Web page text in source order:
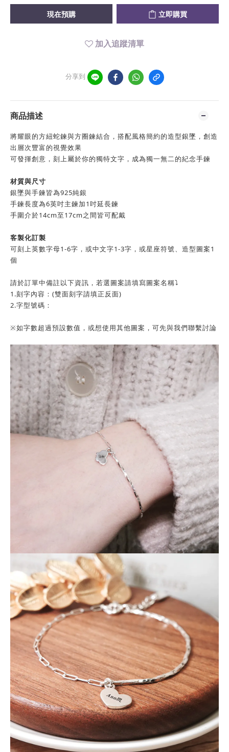
現在預購 立即購買
加入追蹤清單
分享到
商品描述
將耀眼的方紐蛇鍊與方圈鍊結合，搭配風格簡約的造型銀墜，創造
出層次豐富的視覺效果
可發揮創意，刻上屬於你的獨特文字，成為獨一無二的紀念手鍊
材質與尺寸
銀墜與手鍊皆為925純銀
手鍊長度為6英吋主鍊加1吋延長鍊
手圍介於14cm至17cm之間皆可配戴
客製化訂製
可刻上英數字母1-6字，或中文字1-3字，或星座符號、造型圖案1
個
請於訂單中備註以下資訊，若選圖案請填寫圖案名稱⤵
1.刻字內容：(雙面刻字請填正反面)
2.字型號碼：
※如字數超過預設數值，或想使用其他圖案，可先與我們聯繫討論